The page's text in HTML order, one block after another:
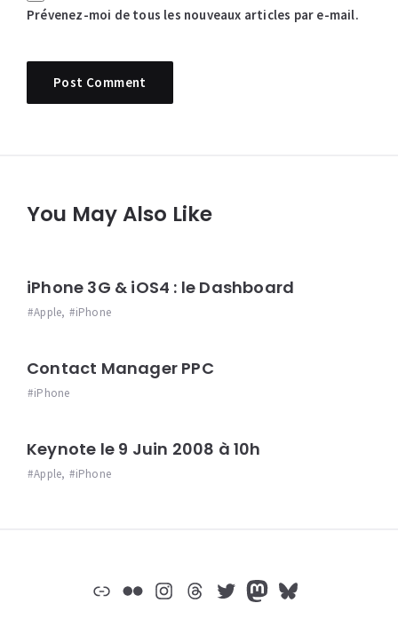
Prévenez-moi de tous les nouveaux articles par e-mail.
You May Also Like
iPhone 3G & iOS4 : le Dashboard
Apple, iPhone
Contact Manager PPC
iPhone
Keynote le 9 Juin 2008 à 10h
Apple, iPhone
LienFlickrInstagram
Threads
Twitter
Mastodon
Bluesky